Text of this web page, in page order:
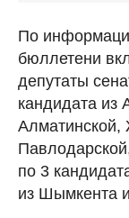
По
бюллетени
депутаты
кандидата из
по 3
из Шымкента